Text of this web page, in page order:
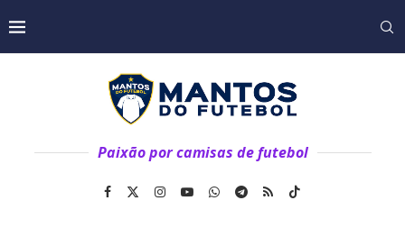
Paixão por camisas de futebol